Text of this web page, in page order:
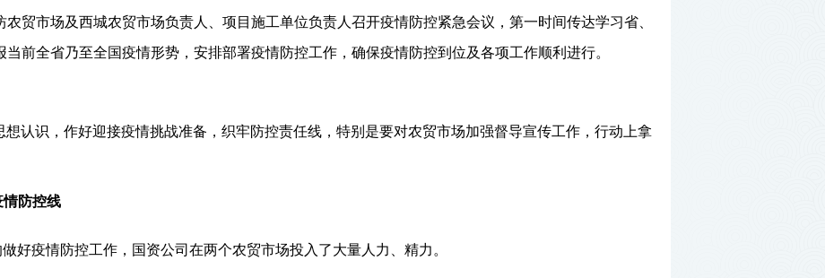
贸市场及西城农贸市场负责人、项目施工单位负责人召开疫情防控紧急会议，第一时间传达学习省、
前全省乃至全国疫情形势，安排部署疫情防控工作，确保疫情防控到位及各项工作顺利进行。
想认识，作好迎接疫情挑战准备，织牢防控责任线，特别是要对农贸市场加强督导宣传工作，行动上拿
情防控线
好疫情防控工作，国资公司在两个农贸市场投入了大量人力、精力。